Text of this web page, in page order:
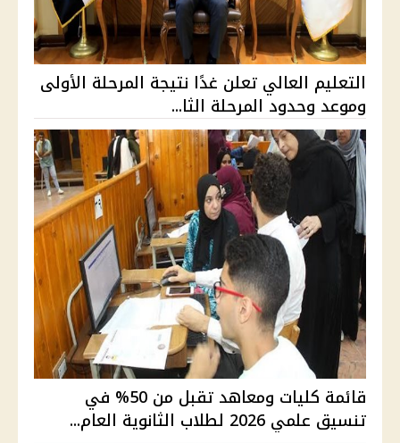
التعليم العالي تعلن غدًا نتيجة المرحلة الأولى
وموعد وحدود المرحلة الثا...
قائمة كليات ومعاهد تقبل من 50% في
تنسيق علمي 2026 لطلاب الثانوية العام...